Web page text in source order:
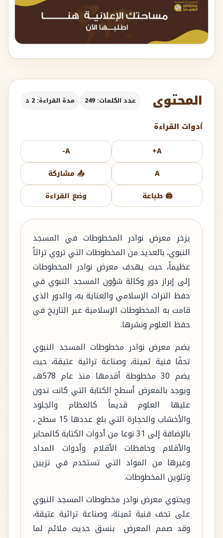
المحتوى عدد الكلمات: 249 مدة القراءة: 2 د
أدوات القراءة
A+
A-
A
📤 مشاركة
🖨️ طباعة
وضع القراءة
يزخر معرض نوادر المخطوطات في المسجد
النبوي، بالعديد من المخطوطات التي تروي تراثاً
عظيماً، حيث يهدف معرض نوادر المخطوطات
إلى إبراز دور وكالة شؤون المسجد النبوي في
حفظ التراث الإسلامي والعناية به، والدور الذي
قامت به المخطوطات الإسلامية عبر التاريخ في
حفظ العلوم ونشرها.
يضم معرض نوادر مخطوطات المسجد النبوي
تحفًا فنية ثمينة، وصناعة تراثية عتيقة، حيث
يضم 30 مخطوطة أقدمها منذ عام 578هـ،
ويوجد بالمعرض أسطح الكتابة التي كانت تدون
عليها العلوم قديماً كالعظام والجلود
والأخشاب والحجارة التي بلغ عددها 15 سطح ،
بالإضافة إلى 31 نوعا من أدوات الكتابة كالمحابر
والأقلام وحافظات الأقلام وأدوات المداد
وغيرها من المواد التي تستخدم في تزيين
وتلوين المخطوطات.
ويحتوي معرض نوادر مخطوطات المسجد النبوي
على تحف فنية ثمينة، وصناعة تراثية عتيقة،
وقد صمم المعرض بنسق حديث ملائم لما